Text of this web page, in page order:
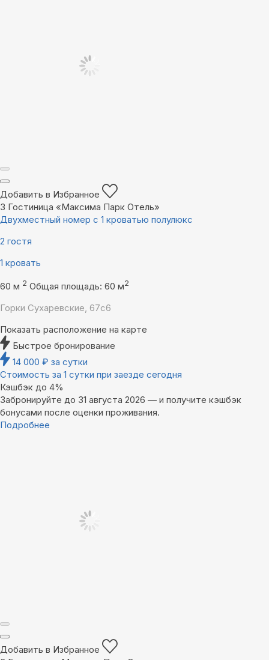
Добавить в Избранное
3 Гостиница «Максима Парк Отель»
Двухместный номер с 1 кроватью полулюкс
2 гостя
1 кровать
60 м 2 Общая площадь: 60 м2
Горки Сухаревские, 67с6
Показать расположение на карте
Быстрое бронирование
14 000 ₽ за сутки
Стоимость за 1 сутки при заезде сегодня
Кэшбэк до 4%
Забронируйте до 31 августа 2026 — и получите кэшбэк
бонусами после оценки проживания.
Подробнее
Добавить в Избранное